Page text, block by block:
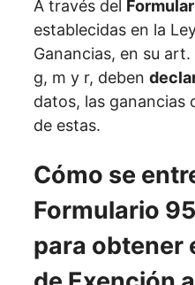
A través del
establecidas en la
Ganancias, en su
g, m y r, deben
datos, las ganancias
de estas.
Cómo se
Formulario
para obtener